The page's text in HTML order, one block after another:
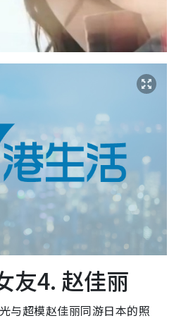
友4. 赵佳丽
与超模赵佳丽同游日本的照